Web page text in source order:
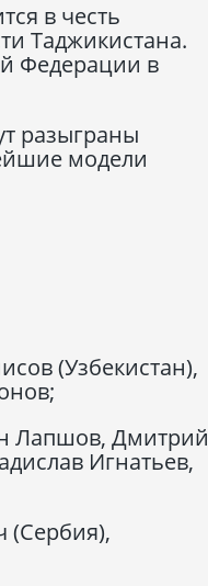
в честь
Таджикистана.
Федерации в
разыграны
модели
(Узбекистан),
Лапшов, Дмитрий
Игнатьев,
(Сербия),